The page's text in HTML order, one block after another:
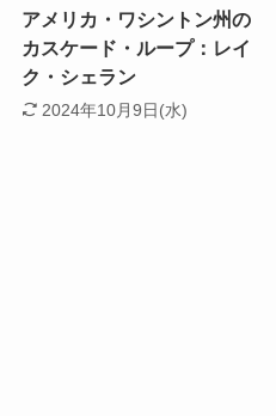
アメリカ・ワシントン州の
カスケード・ループ：レイ
ク・シェラン
2024年10月9日(水)